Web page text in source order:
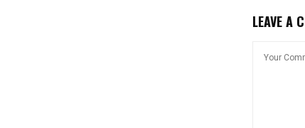
LEAVE A